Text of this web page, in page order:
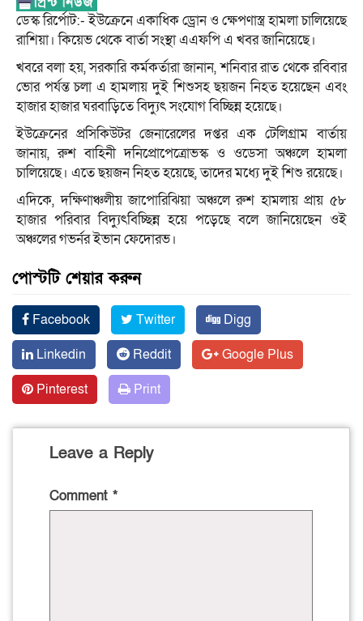
ডেস্ক রির্পোট:- ইউক্রেনে একাধিক ড্রোন ও ক্ষেপণাস্ত্র হামলা চালিয়েছে
রাশিয়া। কিয়েভ থেকে বার্তা সংস্থা এএফপি এ খবর জানিয়েছে।
খবরে বলা হয়, সরকারি কর্মকর্তারা জানান, শনিবার রাত থেকে রবিবার
ভোর পর্যন্ত চলা এ হামলায় দুই শিশুসহ ছয়জন নিহত হয়েছেন এবং
হাজার হাজার ঘরবাড়িতে বিদ্যুৎ সংযোগ বিচ্ছিন্ন হয়েছে।
ইউক্রেনের প্রসিকিউটর জেনারেলের দপ্তর এক টেলিগ্রাম বার্তায়
জানায়, রুশ বাহিনী দনিপ্রোপেত্রোভস্ক ও ওডেসা অঞ্চলে হামলা
চালিয়েছে। এতে ছয়জন নিহত হয়েছে, তাদের মধ্যে দুই শিশু রয়েছে।
এদিকে, দক্ষিণাঞ্চলীয় জাপোরিঝিয়া অঞ্চলে রুশ হামলায় প্রায় ৫৮
হাজার পরিবার বিদ্যুৎবিচ্ছিন্ন হয়ে পড়েছে বলে জানিয়েছেন ওই
অঞ্চলের গভর্নর ইভান ফেদোরভ।
পোস্টটি শেয়ার করুন
Facebook Twitter
Digg
Linkedin
Reddit
Google Plus
Pinterest
Print
Leave a Reply
Comment *